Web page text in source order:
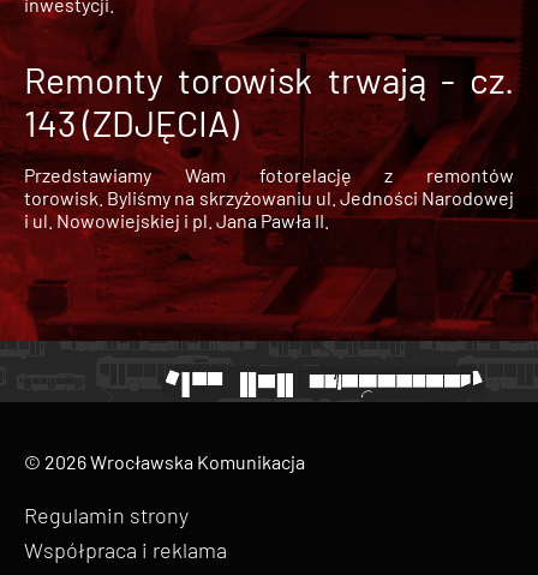
Remonty torowisk trwają - cz.
143 (ZDJĘCIA)
Przedstawiamy Wam fotorelację z remontów
torowisk. Byliśmy na skrzyżowaniu ul. Jedności Narodowej
i ul. Nowowiejskiej i pl. Jana Pawła II.
© 2026 Wrocławska Komunikacja
Regulamin strony
Współpraca i reklama